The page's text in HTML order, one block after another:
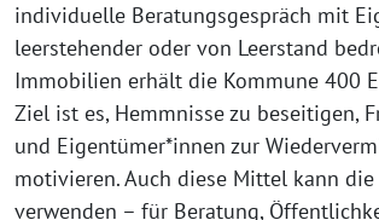
individuelle Beratungsgespräch mit
leerstehender oder von Leerstand
Immobilien erhält die Kommune 400
Ziel ist es, Hemmnisse zu beseitigen,
und Eigentümer*innen zur
motivieren. Auch diese Mittel kann
verwenden – für Beratung,